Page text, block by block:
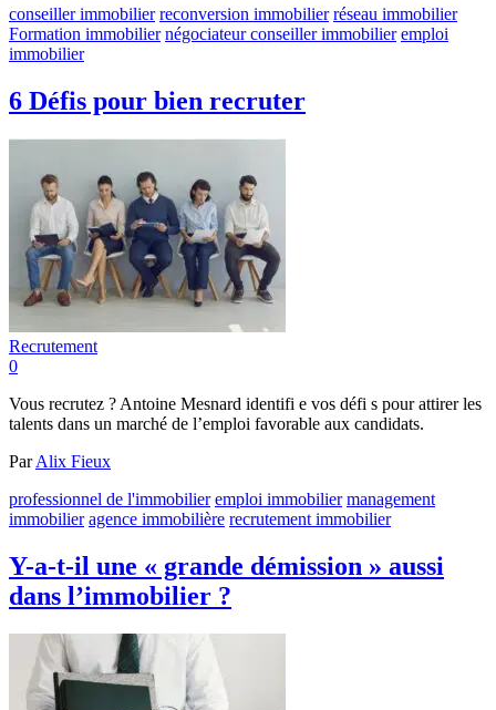
conseiller immobilier reconversion immobilier réseau immobilier
Formation immobilier négociateur conseiller immobilier emploi
immobilier
6 Défis pour bien recruter
Recrutement
0
Vous recrutez ? Antoine Mesnard identifi e vos défi s pour attirer les
talents dans un marché de l’emploi favorable aux candidats.
ParAlix Fieux
professionnel de l'immobilier emploi immobilier management
immobilier agence immobilière recrutement immobilier
Y-a-t-il une « grande démission » aussi
dans l’immobilier ?